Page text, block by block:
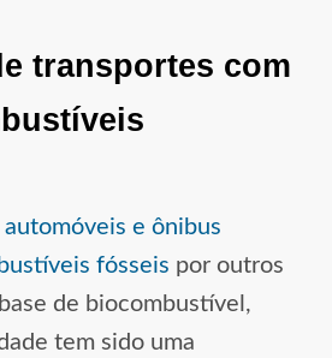
transportes com
e ônibus
fósseis por outros
de biocombustível,
tem sido uma